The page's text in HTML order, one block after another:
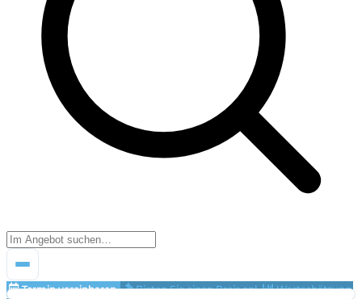
Termin vereinbaren Bieten Sie einen Preis an!
Wertschätzung